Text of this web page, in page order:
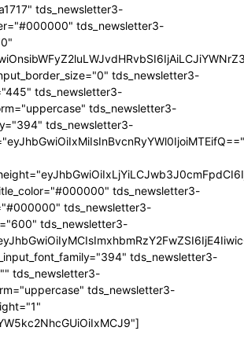
tds_newsletter3-
tds_newsletter3-
tds_newsletter3-
tds_newsletter3-
tds_newsletter3-
tds_newsletter3-
tds_newsletter3-
tds_newsletter3-
tds_newsletter3-
tds_newsletter3-
tds_newsletter3-
tds_newsletter3-